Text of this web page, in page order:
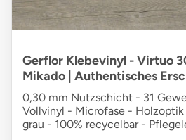
Gerflor Klebevinyl - Virtuo
Mikado | Authentisches
0,30 mm Nutzschicht - 31
Vollvinyl - Microfase - Holzoptik
grau - 100% recycelbar -